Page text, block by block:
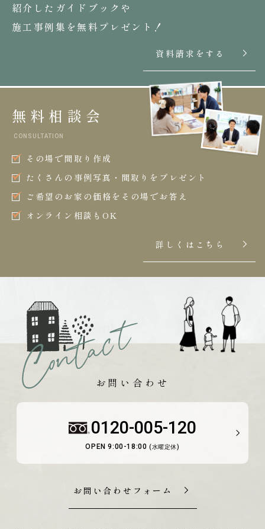
紹介したガイドブックや
施工事例集を無料プレゼント！
資料請求をする
無料相談会
CONSULTATION
その場で間取り作成
たくさんの事例写真・間取りをプレゼント
ご希望のお家の価格をその場でお答え
オンライン相談もOK
詳しくはこちら
お問い合わせ
0120-005-120
OPEN 9:00-18:00 (水曜定休)
お問い合わせフォーム